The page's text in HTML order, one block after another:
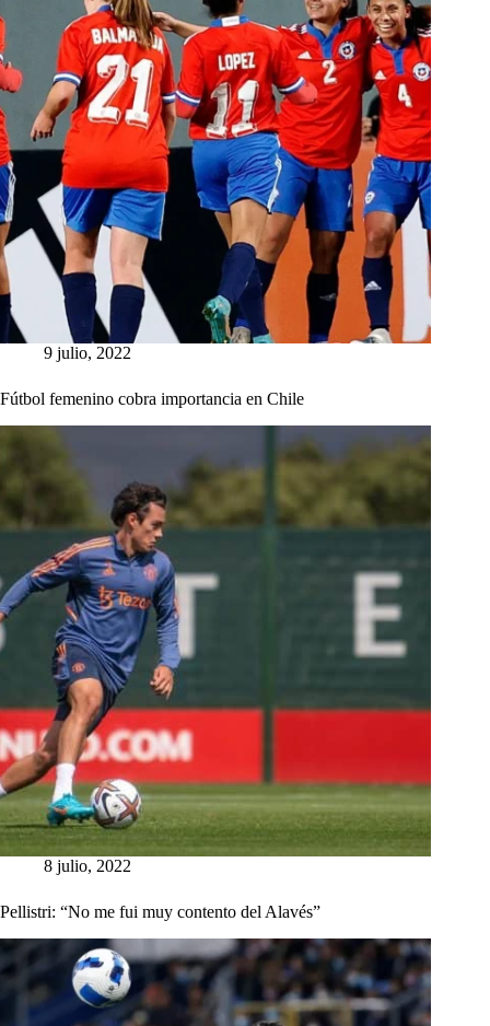
9 julio, 2022
Fútbol femenino cobra importancia en Chile
8 julio, 2022
Pellistri: “No me fui muy contento del Alavés”